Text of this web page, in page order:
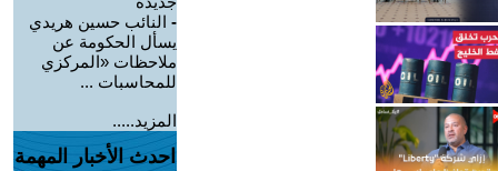
- النائب حسين هريدي
يسأل الحكومة عن
ملاحظات «المركزي
للمحاسبات ...
المزيد.....
احدث الأخبار المهمة